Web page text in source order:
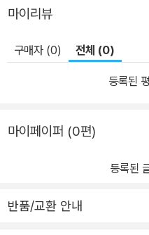
마이리뷰
구매자 (0) 전체 (0)
등록된
마이페이퍼 (0편)
등록된
반품/교환 안내